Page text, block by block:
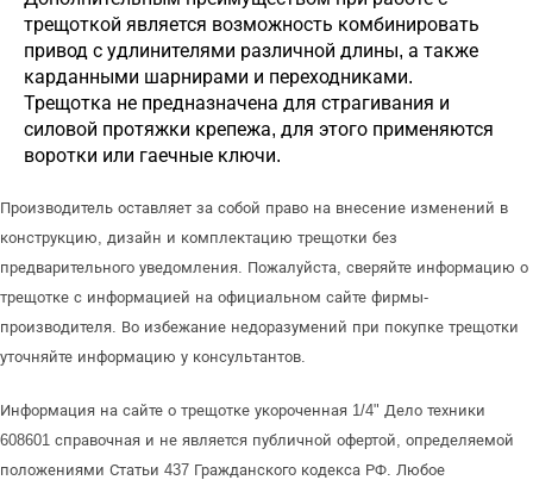
трещоткой является возможность комбинировать
привод с удлинителями различной длины, а также
карданными шарнирами и переходниками.
Трещотка не предназначена для страгивания и
силовой протяжки крепежа, для этого применяются
воротки или гаечные ключи.
Производитель оставляет за собой право на внесение изменений в
конструкцию, дизайн и комплектацию трещотки без
предварительного уведомления. Пожалуйста, сверяйте информацию о
трещотке с информацией на официальном сайте фирмы-
производителя. Во избежание недоразумений при покупке трещотки
уточняйте информацию у консультантов.
Информация на сайте о трещотке укороченная 1/4" Дело техники
608601 справочная и не является публичной офертой, определяемой
положениями Статьи 437 Гражданского кодекса РФ. Любое